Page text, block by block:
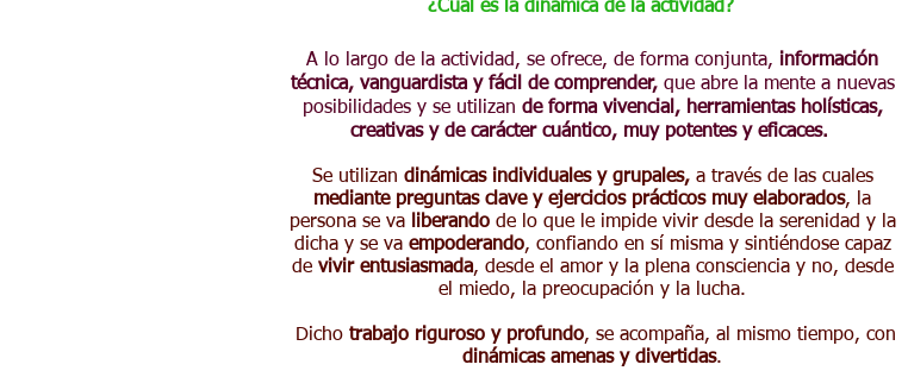
¿Cuál es la dinámica de la actividad?
A lo largo de la actividad, se ofrece, de forma conjunta, información
técnica, vanguardista y fácil de comprender,que abre la mente a nuevas
posibilidades y se utilizan de forma vivencial, herramientas holísticas,
creativas y de carácter cuántico, muy potentes y eficaces.
Se utilizan dinámicas individuales y grupales, a través de las cuales
mediante preguntas clave y ejercicios prácticos muy elaborados, la
persona se va
liberandode lo que le impide vivir desde la serenidad y la
dicha y se va empoderando, confiando en sí misma y sintiéndose capaz
devivir entusiasmada, desde el amor y la plena consciencia y no, desde
el miedo, la preocupación y la lucha.
Dicho trabajo riguroso y profundo, se acompaña, al mismo tiempo, con
dinámicas amenas y divertidas.